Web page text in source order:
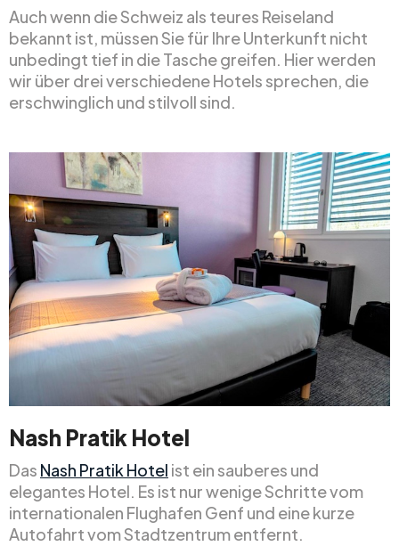
Auch wenn die Schweiz als teures Reiseland
bekannt ist, müssen Sie für Ihre Unterkunft nicht
unbedingt tief in die Tasche greifen. Hier werden
wir über drei verschiedene Hotels sprechen, die
erschwinglich und stilvoll sind.
Nash Pratik Hotel
Das Nash Pratik Hotel ist ein sauberes und
elegantes Hotel. Es ist nur wenige Schritte vom
internationalen Flughafen Genf und eine kurze
Autofahrt vom Stadtzentrum entfernt.